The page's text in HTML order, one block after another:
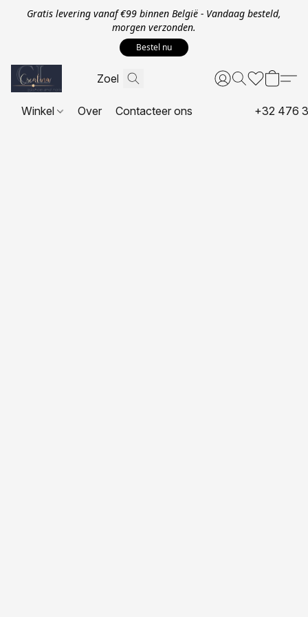
Gratis levering vanaf €99 binnen België - Vandaag besteld,
morgen verzonden.
Bestel nu
Winkel Over Contacteer ons +32 476